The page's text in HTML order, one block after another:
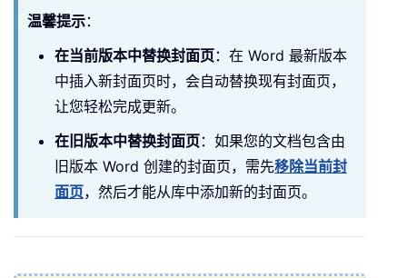
温馨提示：
在当前版本中替换封面页：在 Word 最新版本
中插入新封面页时，会自动替换现有封面页，
让您轻松完成更新。
在旧版本中替换封面页：如果您的文档包含由
旧版本 Word 创建的封面页，需先移除当前封
面页，然后才能从库中添加新的封面页。